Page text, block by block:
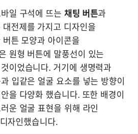
일 구석에 뜨는 채팅 버튼
대전제를 가지고 디자인을
튼 모양과 아이콘을
원형 버튼에 말풍선이 있는
이었습니다. 거기에 생명력과
입같은 얼굴 요소를 넣는 방향이
을 다양화 했습니다. 또한 배경이
운 얼굴 표현을 위해 라인
자인했습니다.